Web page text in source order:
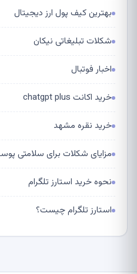
بهترین کیف پول ارز دیجیتال
شکلات تبلیغاتی نیکان
اخبار فوتبال
خرید اکانت chatgpt plus
خرید نقره مشهد
مزایای شکلات برای سلامتی
نحوه خرید استارز تلگرام
استارز تلگرام چیست؟